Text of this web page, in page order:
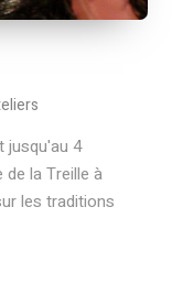
jusqu'au 4
de la Treille à
les traditions